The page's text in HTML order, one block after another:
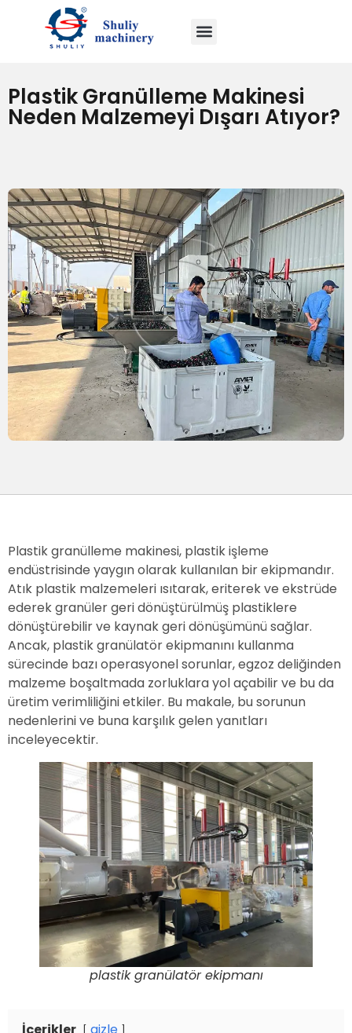
Plastik Granülleme Makinesi
Neden Malzemeyi Dışarı Atıyor?
Plastik granülleme makinesi, plastik işleme
endüstrisinde yaygın olarak kullanılan bir ekipmandır.
Atık plastik malzemeleri ısıtarak, eriterek ve ekstrüde
ederek granüler geri dönüştürülmüş plastiklere
dönüştürebilir ve kaynak geri dönüşümünü sağlar.
Ancak, plastik granülatör ekipmanını kullanma
sürecinde bazı operasyonel sorunlar, egzoz deliğinden
malzeme boşaltmada zorluklara yol açabilir ve bu da
üretim verimliliğini etkiler. Bu makale, bu sorunun
nedenlerini ve buna karşılık gelen yanıtları
inceleyecektir.
plastik granülatör ekipmanı